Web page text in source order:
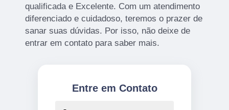
qualificada e Excelente. Com um atendimento
diferenciado e cuidadoso, teremos o prazer de
sanar suas dúvidas. Por isso, não deixe de
entrar em contato para saber mais.
Entre em Contato